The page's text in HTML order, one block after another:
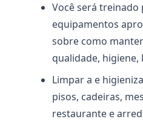
Você será
equipamentos
sobre como
qualidade, higiene,
Limpar a e
pisos, cadeiras,
restaurante e